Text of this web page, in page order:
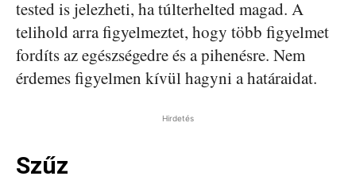
tested is jelezheti, ha túlterhelted magad. A
telihold arra figyelmeztet, hogy több figyelmet
fordíts az egészségedre és a pihenésre. Nem
érdemes figyelmen kívül hagyni a határaidat.
Hirdetés
Szűz